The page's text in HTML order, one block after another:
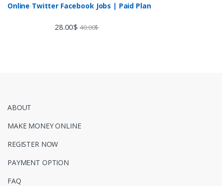
Online Twitter Facebook Jobs | Paid Plan
28.00$ 40.00$
ABOUT
MAKE MONEY ONLINE
REGISTER NOW
PAYMENT OPTION
FAQ